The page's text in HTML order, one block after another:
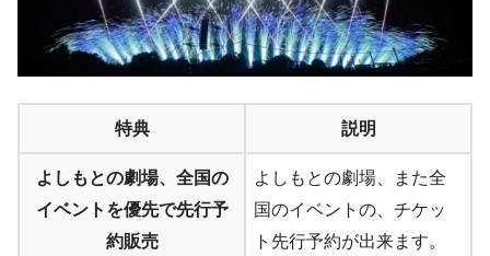
特典 説明
よしもとの劇場、全国の
イベントを優先で先行予
約販売
よしもとの劇場、また全
国のイベントの、チケッ
ト先行予約が出来ます。